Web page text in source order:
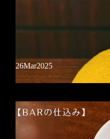
26Mar2025